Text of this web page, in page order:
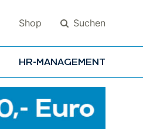
Shop Suchen
HR-MANAGEMENT